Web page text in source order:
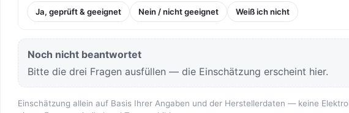
Ja, geprüft & geeignet Nein / nicht geeignet Weiß ich nicht
Noch nicht beantwortet
Bitte die drei Fragen ausfüllen — die Einschätzung erscheint hier.
Einschätzung allein auf Basis Ihrer Angaben und der Herstellerdaten — keine